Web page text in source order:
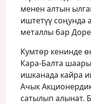
менен алтын
иштетүү соңунда
металлы бар
Кумтөр кенинде
Кара-Балта
ишканада кайра
Ачык
сатылып алынат.